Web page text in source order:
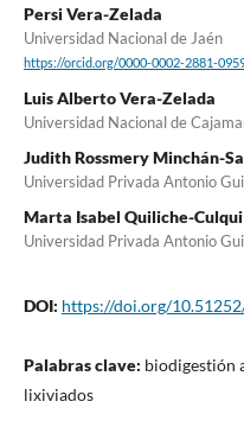
Persi Vera-Zelada
Universidad Nacional de Jaén
https://orcid.org/0000-0002-2881-
Luis Alberto Vera-Zelada
Universidad Nacional de
Judith Rossmery Minchán-
Universidad Privada Antonio
Marta Isabel Quiliche-Culqui
Universidad Privada Antonio
DOI: https://doi.org/
Palabras clave: biodigestión
lixiviados